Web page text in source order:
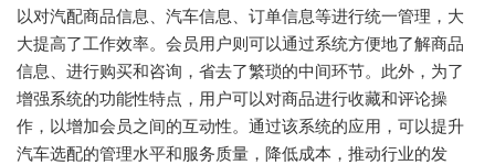
以对汽配商品信息、汽车信息、订单信息等进行统一管理，大
大提高了工作效率。会员用户则可以通过系统方便地了解商品
信息、进行购买和咨询，省去了繁琐的中间环节。此外，为了
增强系统的功能性特点，用户可以对商品进行收藏和评论操
作，以增加会员之间的互动性。通过该系统的应用，可以提升
汽车选配的管理水平和服务质量，降低成本，推动行业的发